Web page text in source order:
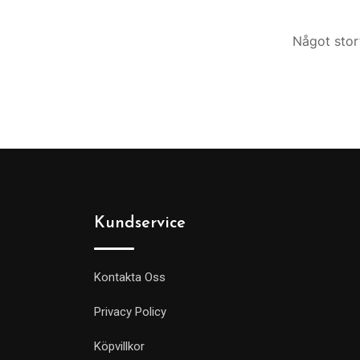
Något
Kundservice
Kontakta Oss
Privacy Policy
Köpvillkor